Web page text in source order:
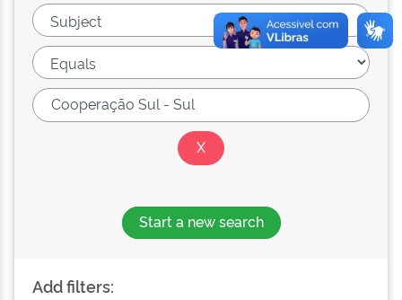
Start a new search
Add filters: